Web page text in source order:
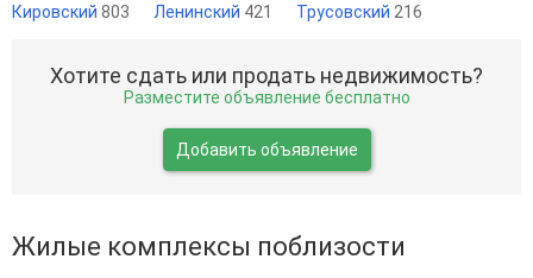
Кировский 803 Ленинский 421 Трусовский 216
Хотите сдать или продать недвижимость?
Разместите объявление бесплатно
Добавить объявление
Жилые комплексы поблизости